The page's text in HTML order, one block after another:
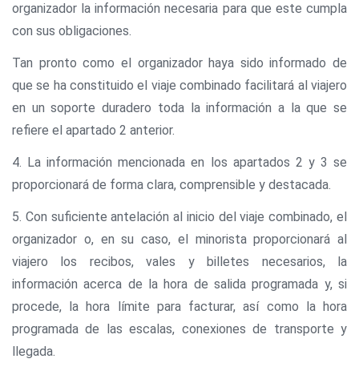
organizador la información necesaria para que este cumpla
con sus obligaciones.
Tan pronto como el organizador haya sido informado de
que se ha constituido el viaje combinado facilitará al viajero
en un soporte duradero toda la información a la que se
refiere el apartado 2 anterior.
4. La información mencionada en los apartados 2 y 3 se
proporcionará de forma clara, comprensible y destacada.
5. Con suficiente antelación al inicio del viaje combinado, el
organizador o, en su caso, el minorista proporcionará al
viajero los recibos, vales y billetes necesarios, la
información acerca de la hora de salida programada y, si
procede, la hora límite para facturar, así como la hora
programada de las escalas, conexiones de transporte y
llegada.